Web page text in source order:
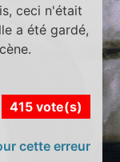
ceci n'était
a été gardé,
415 vote(s)
cette erreur